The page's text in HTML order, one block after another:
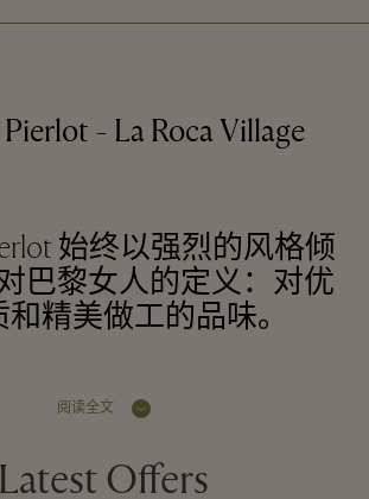
- La Roca Village
始终以强烈的风格倾
巴黎女人的定义：对优
精美做工的品味。
阅读全文
Latest Offers